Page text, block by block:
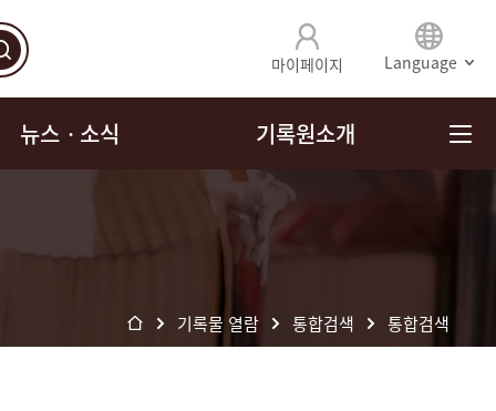
마이페이지 Language
뉴스ㆍ소식 기록원소개
기록물 열람 통합검색 통합검색